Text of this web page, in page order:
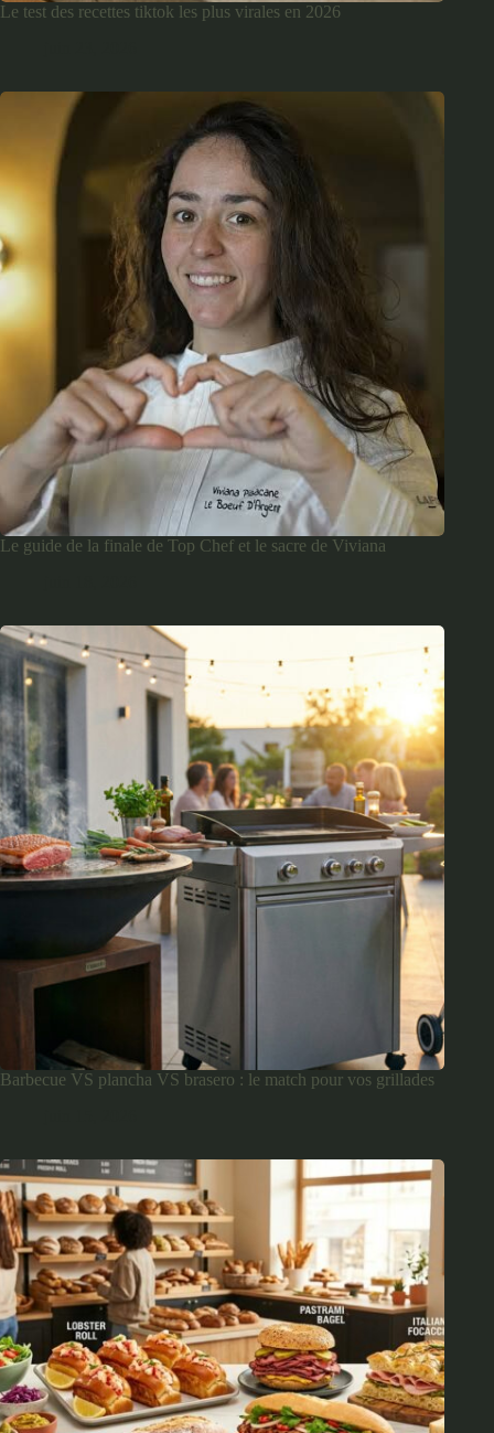
Le test des recettes tiktok les plus virales en 2026
Le guide de la finale de Top Chef et le sacre de Viviana
Barbecue VS plancha VS brasero : le match pour vos grillades